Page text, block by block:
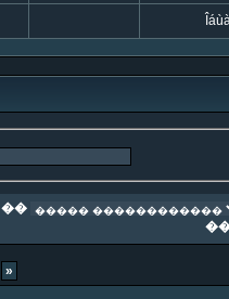
��
»